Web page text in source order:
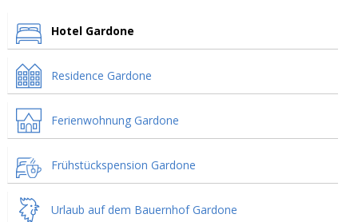
Hotel Gardone
Residence Gardone
Ferienwohnung Gardone
Frühstückspension Gardone
Urlaub auf dem Bauernhof Gardone